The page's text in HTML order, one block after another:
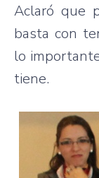
Aclaró que
basta con
lo
tiene.